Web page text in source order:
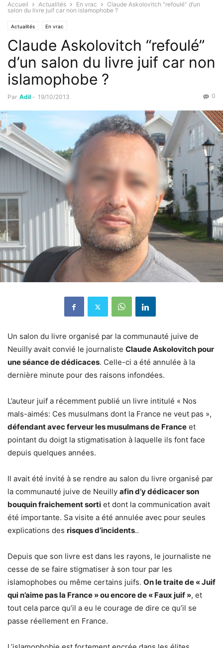
Accueil Actualités En vrac
Claude Askolovitch “refoulé” d’un
salon du livre juif car non islamophobe ?
Actualités En vrac
Claude Askolovitch “refoulé”
d’un salon du livre juif car non
islamophobe ?
Par Adil - 19/10/2013 0
Un salon du livre organisé par la communauté juive de
Neuilly avait convié le journaliste Claude Askolovitch pour
une séance de dédicaces. Celle-ci a été annulée à la
dernière minute pour des raisons infondées.
L’auteur juif a récemment publié un livre intitulé « Nos
mals-aimés: Ces musulmans dont la France ne veut pas »,
défendant avec ferveur les musulmans de France et
pointant du doigt la stigmatisation à laquelle ils font face
depuis quelques années.
Il avait été invité à se rendre au salon du livre organisé par
la communauté juive de Neuilly afin d’y dédicacer son
bouquin fraichement sorti et dont la communication avait
été importante. Sa visite a été annulée avec pour seules
explications des risques d’incidents..
Depuis que son livre est dans les rayons, le journaliste ne
cesse de se faire stigmatiser à son tour par les
islamophobes ou même certains juifs. On le traite de « Juif
qui n’aime pas la France » ou encore de « Faux juif », et
tout cela parce qu’il a eu le courage de dire ce qu’il se
passe réellement en France.